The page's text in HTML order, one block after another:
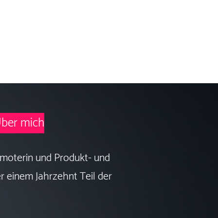
mich
und Produkt- und
einem Jahrzehnt Teil der